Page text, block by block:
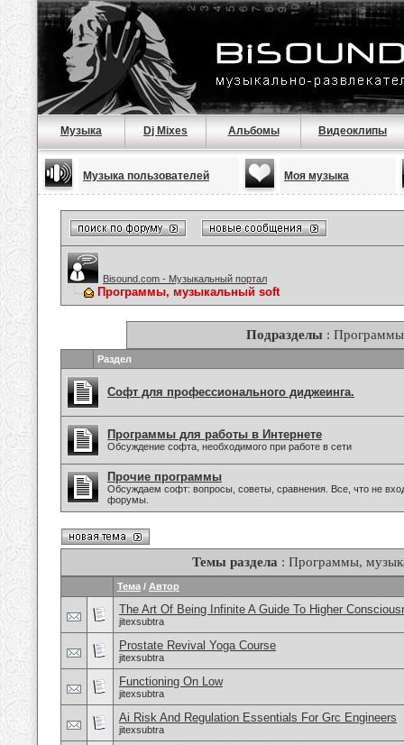
Музыка Dj Mixes Альбомы Видеоклипы
Музыка пользователей Моя музыка
Bisound.com - Музыкальный портал
Программы, музыкальный soft
Подразделы:
Раздел
Софт для профессионального диджеинга.
Программы для работы в Интернете
Обсуждение софта, необходимого при работе в сети
Прочие программы
Обсуждаем софт: вопросы, советы, сравнения. Все, что не
форумы.
Темы раздела : Программы,
Тема / Автор
The Art Of Being Infinite A Guide To Higher
jitexsubtra
Prostate Revival Yoga Course
jitexsubtra
Functioning On Low
jitexsubtra
Ai Risk And Regulation Essentials For Grc Engineers
jitexsubtra